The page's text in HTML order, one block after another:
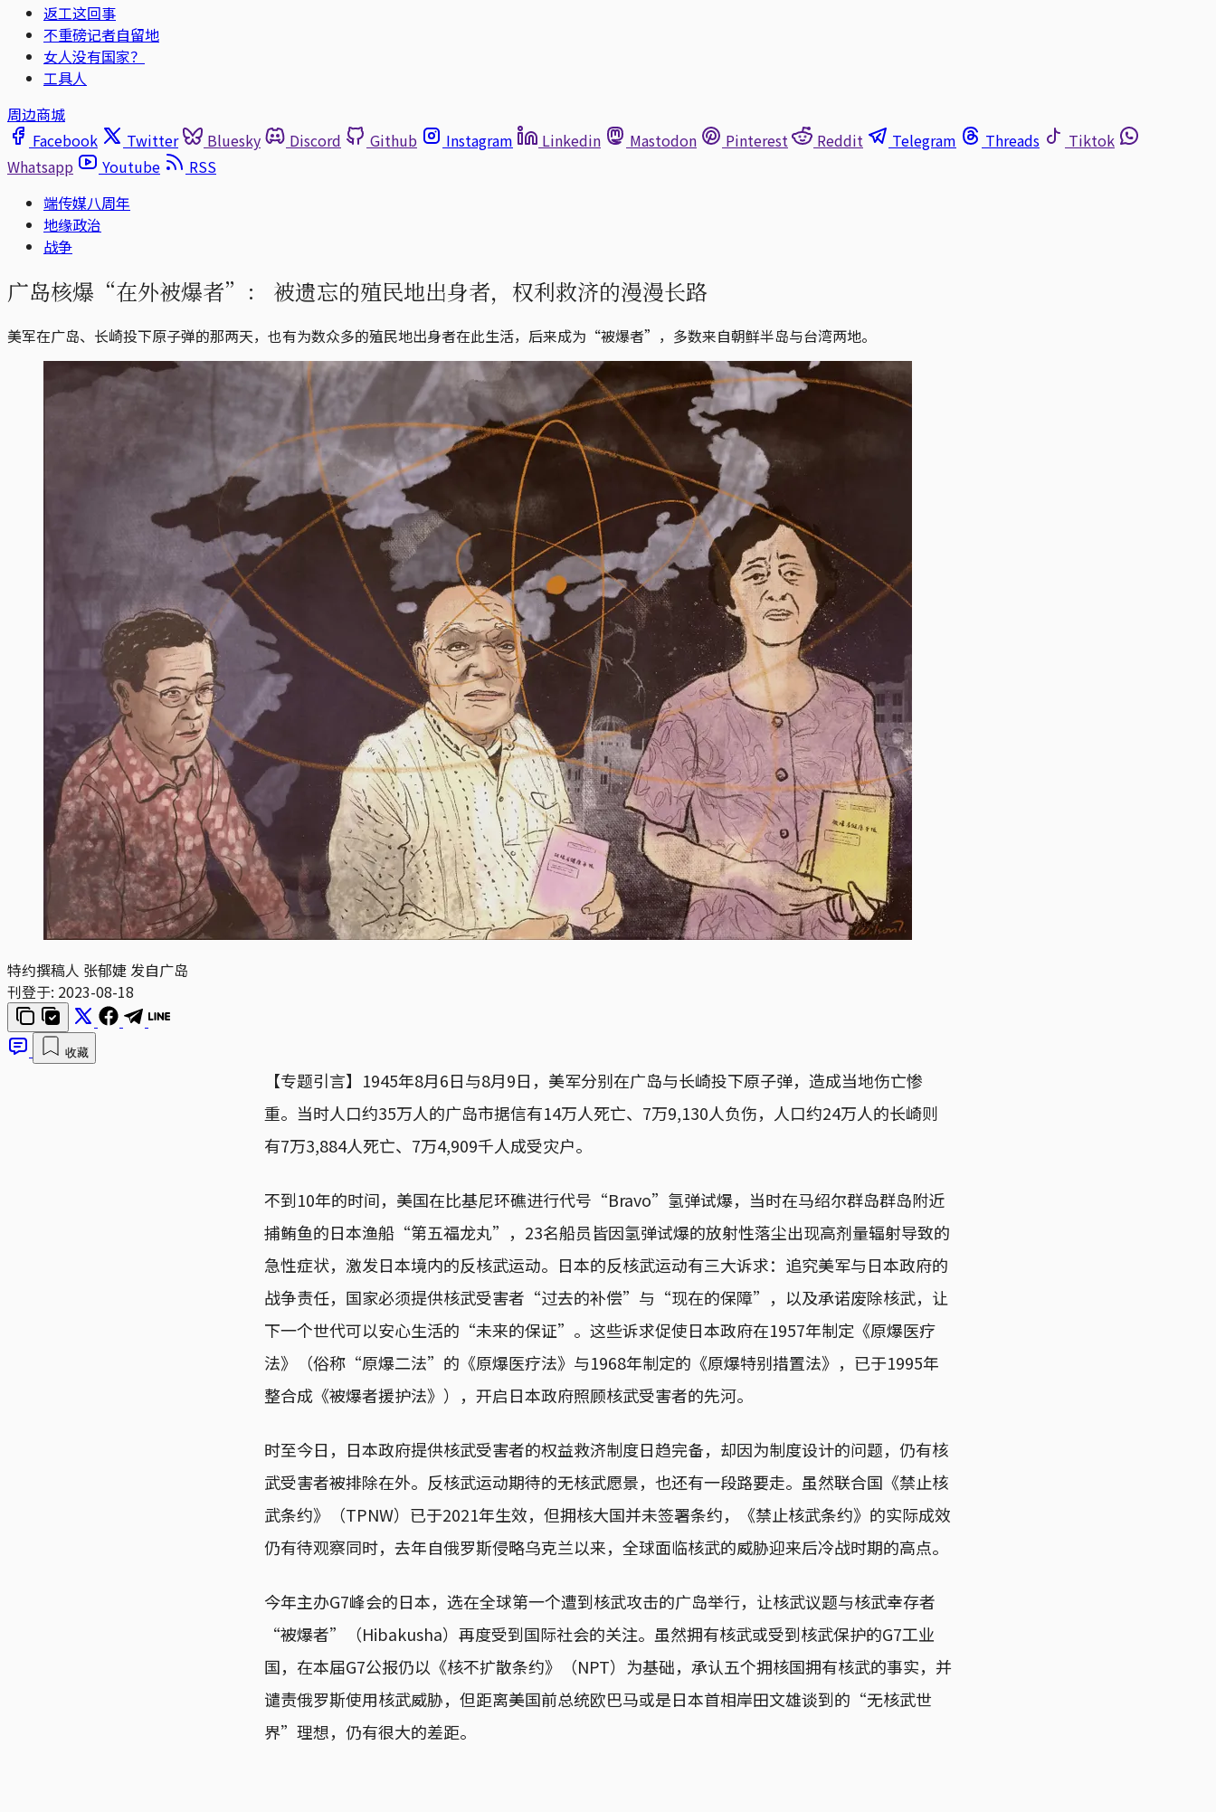
返工这回事
不重磅记者自留地
女人没有国家？
工具人
周边商城
Facebook
Twitter Bluesky Discord Github Instagram Linkedin Mastodon Pinterest Reddit Telegram Threads
Tiktok
Whatsapp
Youtube
RSS
端传媒八周年
地缘政治
战争
广岛核爆“在外被爆者”： 被遗忘的殖民地出身者，权利救济的漫漫长路
美军在广岛、长崎投下原子弹的那两天，也有为数众多的殖民地出身者在此生活，后来成为“被爆者”，多数来自朝鲜半岛与台湾两地。
特约撰稿人 张郁婕 发自广岛
刊登于: 2023-08-18
收藏
【专题引言】1945年8月6日与8月9日，美军分别在广岛与长崎投下原子弹，造成当地伤亡惨
重。当时人口约35万人的广岛市据信有14万人死亡、7万9,130人负伤，人口约24万人的长崎则
有7万3,884人死亡、7万4,909千人成受灾户。
不到10年的时间，美国在比基尼环礁进行代号“Bravo”氢弹试爆，当时在马绍尔群岛群岛附近
捕鲔鱼的日本渔船“第五福龙丸”，23名船员皆因氢弹试爆的放射性落尘出现高剂量辐射导致的
急性症状，激发日本境内的反核武运动。日本的反核武运动有三大诉求：追究美军与日本政府的
战争责任，国家必须提供核武受害者“过去的补偿”与“现在的保障”，以及承诺废除核武，让
下一个世代可以安心生活的“未来的保证”。这些诉求促使日本政府在1957年制定《原爆医疗
法》（俗称“原爆二法”的《原爆医疗法》与1968年制定的《原爆特别措置法》，已于1995年
整合成《被爆者援护法》），开启日本政府照顾核武受害者的先河。
时至今日，日本政府提供核武受害者的权益救济制度日趋完备，却因为制度设计的问题，仍有核
武受害者被排除在外。反核武运动期待的无核武愿景，也还有一段路要走。虽然联合国《禁止核
武条约》（TPNW）已于2021年生效，但拥核大国并未签署条约，《禁止核武条约》的实际成效
仍有待观察同时，去年自俄罗斯侵略乌克兰以来，全球面临核武的威胁迎来后冷战时期的高点。
今年主办G7峰会的日本，选在全球第一个遭到核武攻击的广岛举行，让核武议题与核武幸存者
“被爆者”（Hibakusha）再度受到国际社会的关注。虽然拥有核武或受到核武保护的G7工业
国，在本届G7公报仍以《核不扩散条约》（NPT）为基础，承认五个拥核国拥有核武的事实，并
谴责俄罗斯使用核武威胁，但距离美国前总统欧巴马或是日本首相岸田文雄谈到的“无核武世
界”理想，仍有很大的差距。